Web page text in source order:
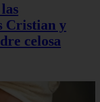
Cristian y
celosa